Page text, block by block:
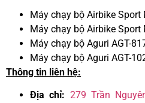
Máy chạy bộ Airbike Sport
Máy chạy bộ Airbike Sport
Máy chạy bộ Aguri AGT-
Máy chạy bộ Aguri AGT-
Thông tin liên hệ:
Địa chỉ: 279 Trần